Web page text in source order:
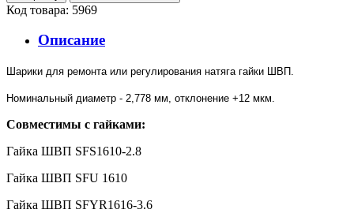
Код товара: 5969
Описание
Шарики для ремонта или регулирования натяга гайки ШВП.
Номинальный диаметр - 2,778 мм, отклонение +12 мкм.
Совместимы с гайками:
Гайка ШВП SFS1610-2.8
Гайка ШВП SFU 1610
Гайка ШВП SFYR1616-3.6